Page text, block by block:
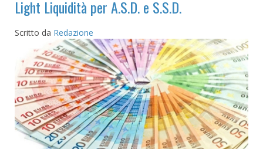
Light Liquidità per A.S.D. e S.S.D.
Scritto da Redazione